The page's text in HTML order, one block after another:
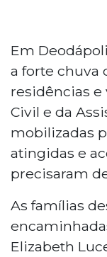
Em
a forte chuva
residências e
Civil e da
mobilizadas
atingidas e
precisaram
As famílias
Elizabeth